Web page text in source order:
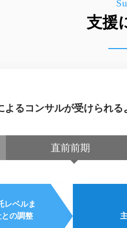
支援
るコンサルが受けられ
直前前期
レベルま
の調整